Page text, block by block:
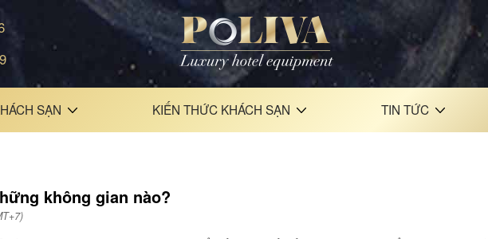
SẠN KIẾN THỨC KHÁCH SẠN TIN TỨC
không gian nào?